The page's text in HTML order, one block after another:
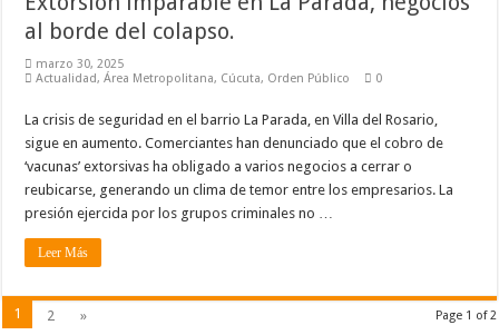
al borde del colapso.
marzo 30, 2025
Actualidad,Área Metropolitana, Cúcuta, Orden Público 0
La crisis de seguridad en el barrio La Parada, en Villa del Rosario,
sigue en aumento. Comerciantes han denunciado que el cobro de
‘vacunas’ extorsivas ha obligado a varios negocios a cerrar o
reubicarse, generando un clima de temor entre los empresarios. La
presión ejercida por los grupos criminales no …
Leer Más
Page 1 of 2
1 2 »